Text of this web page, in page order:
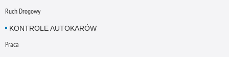
Ruch Drogowy
KONTROLE AUTOKARÓW
Praca